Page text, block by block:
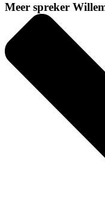
Meer spreker